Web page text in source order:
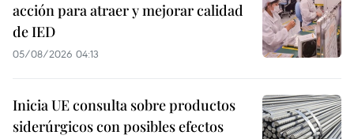
acción para atraer y mejorar calidad
de IED
05/08/2026 04:13
Inicia UE consulta sobre productos
siderúrgicos con posibles efectos